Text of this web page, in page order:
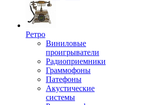
Ретро
Виниловые
проигрыватели
Радиоприемники
Граммофоны
Патефоны
Акустические
системы